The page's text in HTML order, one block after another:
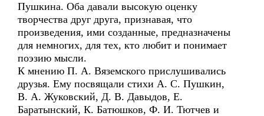
Пушкина. Оба давали высокую оценку
творчества друг друга, признавая, что
произведения, ими созданные, предназначены
для немногих, для тех, кто любит и понимает
поэзию мысли.
К мнению П. А. Вяземского прислушивались
друзья. Ему посвящали стихи А. С. Пушкин,
В. А. Жуковский, Д. В. Давыдов, Е.
Баратынский, К. Батюшков, Ф. И. Тютчев и